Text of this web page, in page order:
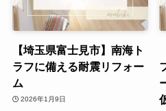
【埼玉県富士見市】南海ト
ラフに備える耐震リフォー
ム
2026年1月9日